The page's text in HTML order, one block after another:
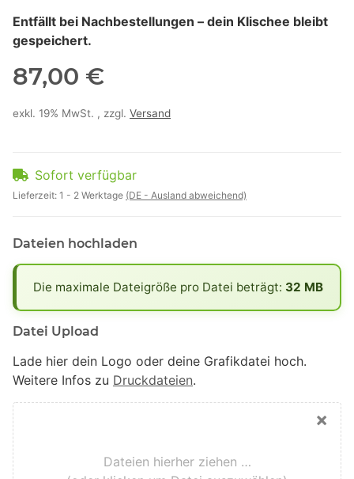
Entfällt bei Nachbestellungen – dein Klischee bleibt
gespeichert.
87,00 €
exkl. 19% MwSt. , zzgl. Versand
Sofort verfügbar
Lieferzeit: 1 - 2 Werktage (DE - Ausland abweichend)
Dateien hochladen
xDie maximale Dateigröße pro Datei beträgt: 32 MB
Datei Upload
Lade hier dein Logo oder deine Grafikdatei hoch.
Weitere Infos zu Druckdateien.
×
Dateien hierher ziehen …